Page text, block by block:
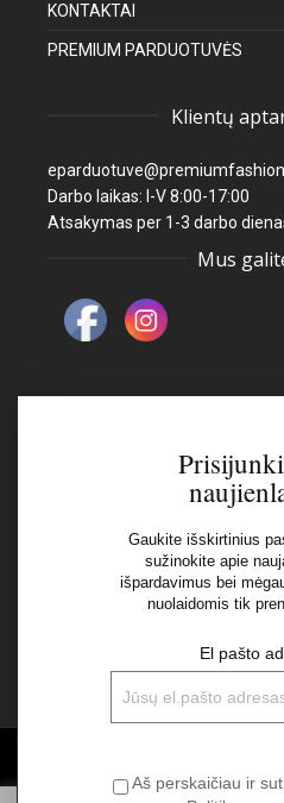
KONTAKTAI
PREMIUM PARDUOTUVĖS
Klientų
Darbo laikas: I-V 8:00-17:00
Atsakymas per 1-3 darbo
Mus
Aš perskaičiau ir sutinku su
Gaukite išskirtinius
sužinokite apie
išpardavimus bei
nuolaidomis tik
El pašto
Aš perskaičiau ir